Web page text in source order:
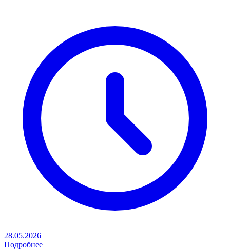
28.05.2026
Подробнее